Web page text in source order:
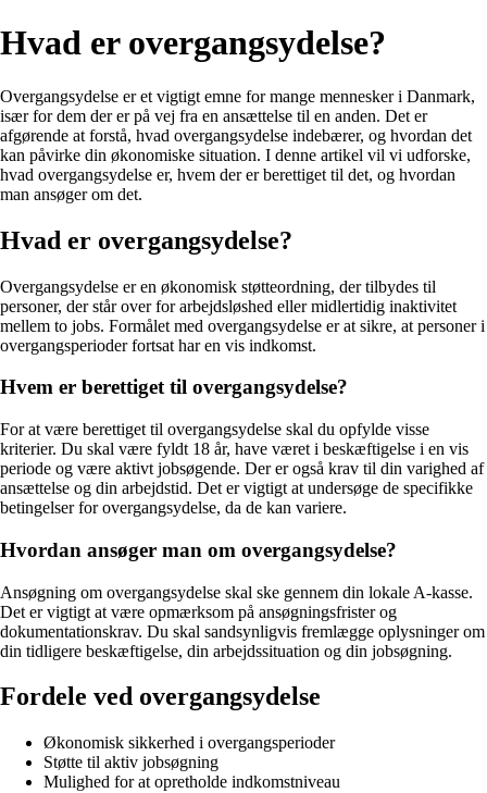
Hvad er overgangsydelse?
Overgangsydelse er et vigtigt emne for mange mennesker i Danmark,
især for dem der er på vej fra en ansættelse til en anden. Det er
afgørende at forstå, hvad overgangsydelse indebærer, og hvordan det
kan påvirke din økonomiske situation. I denne artikel vil vi udforske,
hvad overgangsydelse er, hvem der er berettiget til det, og hvordan
man ansøger om det.
Hvad er overgangsydelse?
Overgangsydelse er en økonomisk støtteordning, der tilbydes til
personer, der står over for arbejdsløshed eller midlertidig inaktivitet
mellem to jobs. Formålet med overgangsydelse er at sikre, at personer i
overgangsperioder fortsat har en vis indkomst.
Hvem er berettiget til overgangsydelse?
For at være berettiget til overgangsydelse skal du opfylde visse
kriterier. Du skal være fyldt 18 år, have været i beskæftigelse i en vis
periode og være aktivt jobsøgende. Der er også krav til din varighed af
ansættelse og din arbejdstid. Det er vigtigt at undersøge de specifikke
betingelser for overgangsydelse, da de kan variere.
Hvordan ansøger man om overgangsydelse?
Ansøgning om overgangsydelse skal ske gennem din lokale A-kasse.
Det er vigtigt at være opmærksom på ansøgningsfrister og
dokumentationskrav. Du skal sandsynligvis fremlægge oplysninger om
din tidligere beskæftigelse, din arbejdssituation og din jobsøgning.
Fordele ved overgangsydelse
Økonomisk sikkerhed i overgangsperioder
Støtte til aktiv jobsøgning
Mulighed for at opretholde indkomstniveau